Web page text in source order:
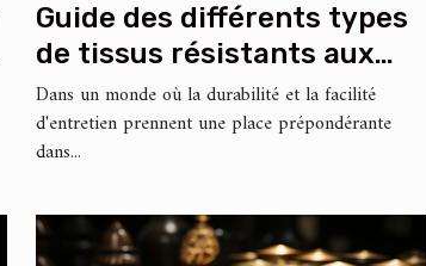
Guide des différents types
de tissus résistants aux
taches pour meubles
Dans un monde où la durabilité et la facilité
d'entretien prennent une place prépondérante
dans...